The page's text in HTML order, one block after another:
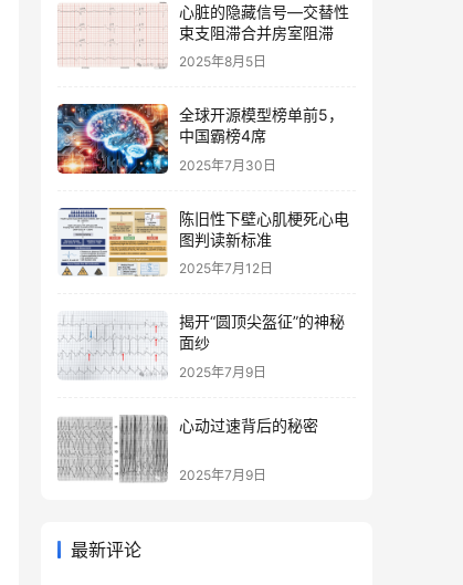
心脏的隐藏信号—交替性
束支阻滞合并房室阻滞
2025年8月5日
全球开源模型榜单前5，
中国霸榜4席
2025年7月30日
陈旧性下壁心肌梗死心电
图判读新标准
2025年7月12日
揭开“圆顶尖盔征”的神秘
面纱
2025年7月9日
心动过速背后的秘密
2025年7月9日
最新评论